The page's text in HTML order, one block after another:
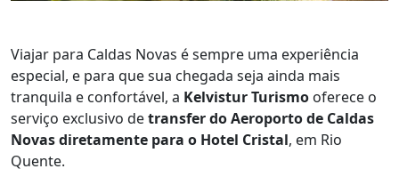
Viajar para Caldas Novas é sempre uma experiência
especial, e para que sua chegada seja ainda mais
tranquila e confortável, a Kelvistur Turismo oferece o
serviço exclusivo detransfer do Aeroporto de Caldas
Novas diretamente para o Hotel Cristal, em Rio
Quente.